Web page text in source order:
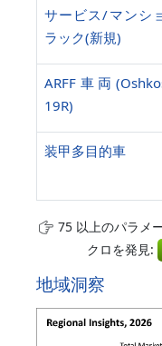
サービス/マンシ
ラック(新規)
ARFF車両
19R)
装甲多目的車
75 以上のパラメ
クロを発見:
地域洞察